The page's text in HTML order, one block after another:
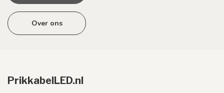
Over ons
PrikkabelLED.nl